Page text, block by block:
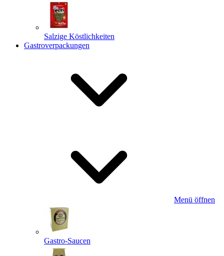
Salzige Köstlichkeiten
Gastroverpackungen
Menü öffnen
Gastro-Saucen